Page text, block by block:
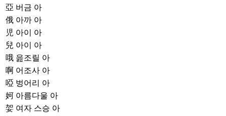
亞 버금 아
俄 아까 아
児 아이 아
兒 아이 아
哦 읊조릴 아
啊 어조사 아
啞 벙어리 아
妸 아름다울 아
妿 여자 스승 아